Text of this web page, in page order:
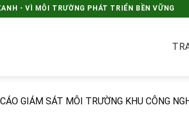
- VÌ MÔI TRƯỜNG PHÁT TRIỂN BỀN VỮNG
GIÁM SÁT MÔI TRƯỜNG KHU CÔNG